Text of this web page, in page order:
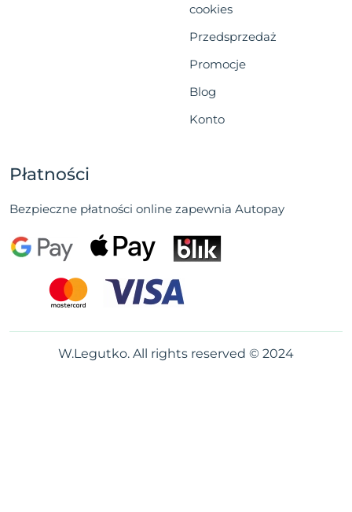
cookies
Przedsprzedaż
Promocje
Blog
Konto
Płatności
Bezpieczne płatności online zapewnia Autopay
W.Legutko. All rights reserved © 2024